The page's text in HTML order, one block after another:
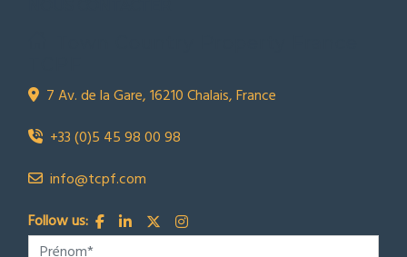
7 Av. de la Gare, 16210 Chalais, France
+33 (0)5 45 98 00 98
info@tcpf.com
Follow us: